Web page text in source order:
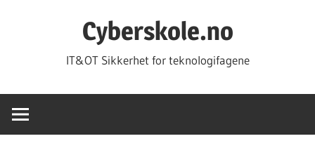
Cyberskole.no
IT&OT Sikkerhet for teknologifagene